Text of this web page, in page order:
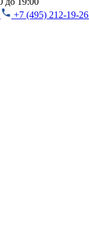
+7 (495) 212-19-26